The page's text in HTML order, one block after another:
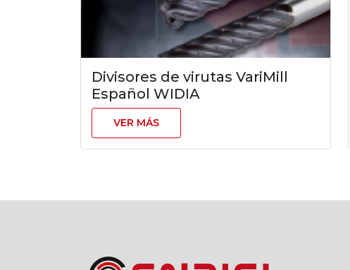
Divisores de virutas VariMill
Español WIDIA
VER MÁS